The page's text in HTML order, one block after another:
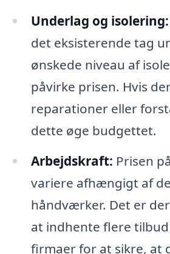
Underlag og isolering:
det eksisterende tag
ønskede niveau af
påvirke prisen. Hvis
reparationer eller
dette øge budgettet.
Arbejdskraft: Prisen
variere afhængigt af
håndværker. Det er
at indhente flere
firmaer for at sikre, at